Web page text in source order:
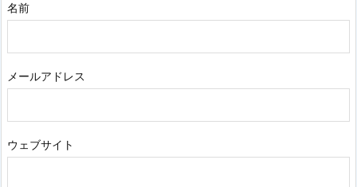
名前
メールアドレス
ウェブサイト